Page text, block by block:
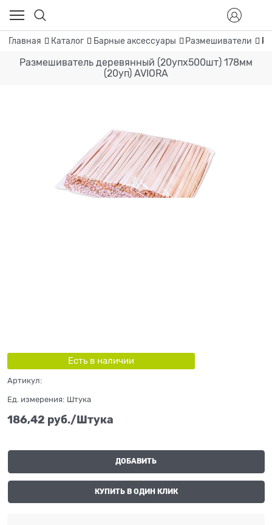
Главная Каталог Барные аксессуары Размешиватели
Размешиватель деревянный (20упх500шт) 178мм
(20уп) AVIORA
Есть в наличии
Артикул:
Ед. измерения: Штука
186,42 руб./Штука
ДОБАВИТЬ
КУПИТЬ В ОДИН КЛИК